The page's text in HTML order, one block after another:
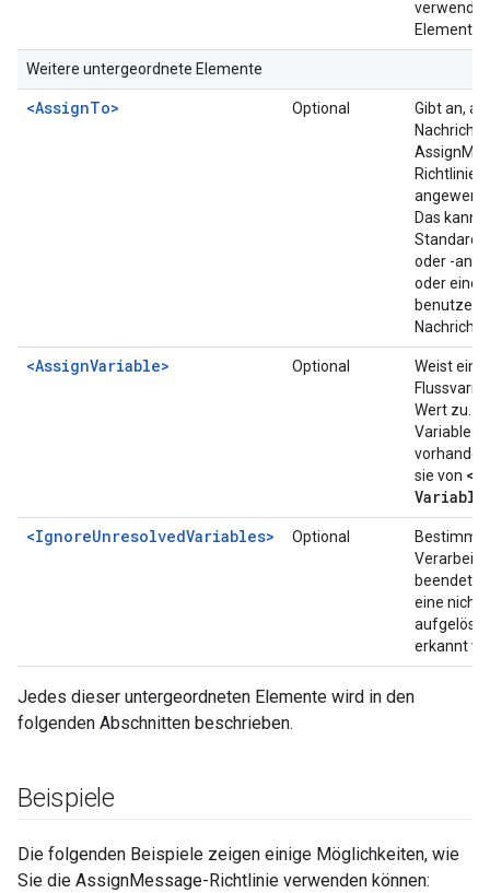
Element
Weitere untergeordnete Elemente
<AssignTo> Optional
Gibt an,
Nachricht
Richtlinie
Das kann
oder -
oder eine
Nachricht
<AssignVariable> Optional
Weist einer
Wert zu.
Variable
sie von
<IgnoreUnresolvedVariables>
Optional
Bestimmt,
beendet
eine nicht
erkannt
Jedes dieser untergeordneten Elemente wird in den
folgenden Abschnitten beschrieben.
Beispiele
Die folgenden Beispiele zeigen einige Möglichkeiten, wie
Sie die AssignMessage-Richtlinie verwenden können: